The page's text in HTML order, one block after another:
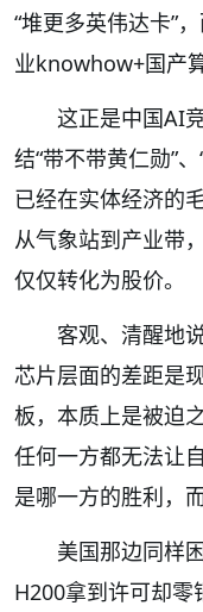
“堆更多英伟达卡”
业knowhow+国产
这正是中国AI
结“带不带黄仁勋”
已经在实体经济的
从气象站到产业带
仅仅转化为股价。
客观、清醒地
芯片层面的差距是
板，本质上是被迫
任何一方都无法让
是哪一方的胜利，
美国那边同样
H200拿到许可却零